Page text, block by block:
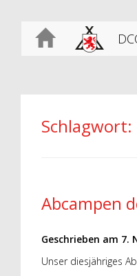
Schlagwort:
Abcampen
Geschrieben am 7.
Unser diesjähriges